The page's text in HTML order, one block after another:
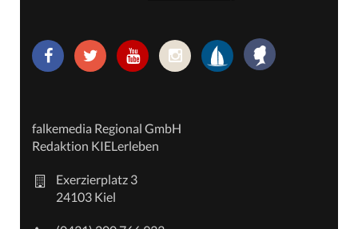
falkemedia Regional GmbH
Redaktion KIELerleben
Exerzierplatz 3
24103 Kiel